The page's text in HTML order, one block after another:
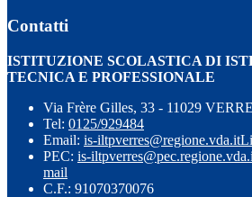
Contatti
ISTITUZIONE SCOLASTICA DI
TECNICA E PROFESSIONALE
Via Frère Gilles, 33 - 11029
Tel: 0125/929484
Email: is-iltpverres@regione.vda.it
PEC: is-
mail
C.F.: 91070370076